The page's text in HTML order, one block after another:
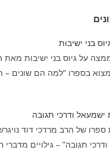
בני ישיבות
על גיוס בני ישיבות מאת
בספרו “למה הם שונים
ישמעאל ודרכי תגובה
ספרו של הרב מרדכי דוד
תגובה” – גילויים מדברי